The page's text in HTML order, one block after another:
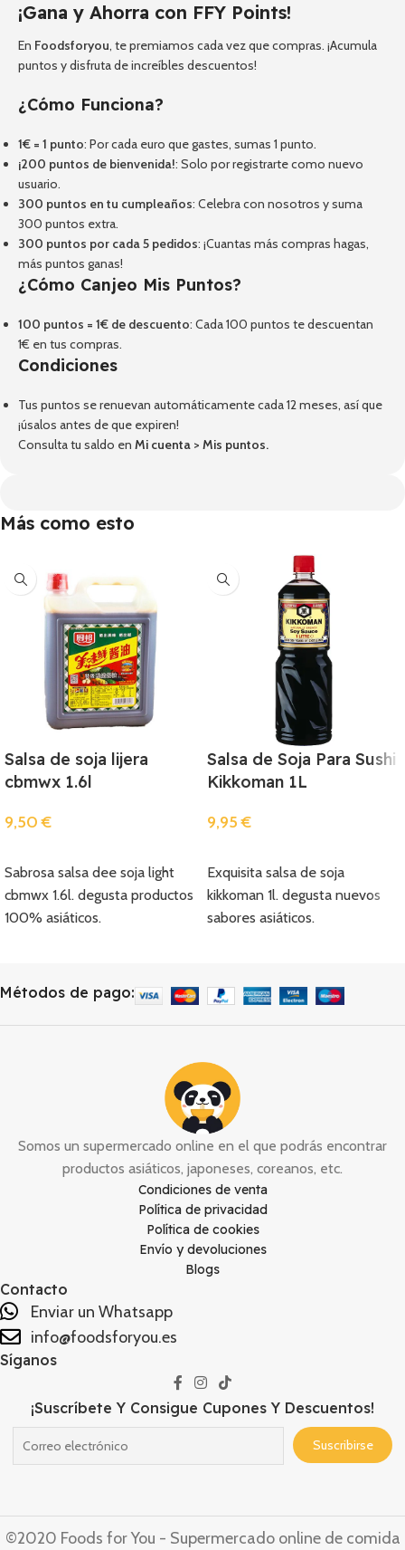
¡Gana y Ahorra con FFY Points!
En Foodsforyou, te premiamos cada vez que compras. ¡Acumula
puntos y disfruta de increíbles descuentos!
¿Cómo Funciona?
1€ = 1 punto: Por cada euro que gastes, sumas 1 punto.
¡200 puntos de bienvenida!: Solo por registrarte como nuevo
usuario.
300 puntos en tu cumpleaños: Celebra con nosotros y suma
300 puntos extra.
300 puntos por cada 5 pedidos: ¡Cuantas más compras hagas,
más puntos ganas!
¿Cómo Canjeo Mis Puntos?
100 puntos = 1€ de descuento: Cada 100 puntos te descuentan
1€ en tus compras.
Condiciones
Tus puntos se renuevan automáticamente cada 12 meses, así que
¡úsalos antes de que expiren!
Consulta tu saldo en Mi cuenta > Mis puntos.
Más como esto
Salsa de soja lijera
cbmwx 1.6l
9,50€
Sabrosa salsa dee soja light
cbmwx 1.6l. degusta productos
100% asiáticos.
Salsa de Soja Para Sushi
Kikkoman 1L
9,95€
Exquisita salsa de soja
kikkoman 1l. degusta nuevos
sabores asiáticos.
Métodos de pago:
Somos un supermercado online en el que podrás encontrar
productos asiáticos, japoneses, coreanos, etc.
Condiciones de venta
Política de privacidad
Política de cookies
Envío y devoluciones
Blogs
Contacto
Enviar un Whatsapp
info@foodsforyou.es
Síganos
¡Suscríbete Y Consigue Cupones Y Descuentos!
©2020 Foods for You - Supermercado online de comida